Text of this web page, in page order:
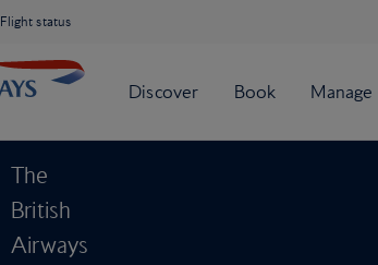
Flight status
The
British
Airways